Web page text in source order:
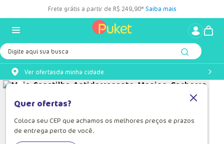
Frete grátis a partir de R$ 249,90* Saiba mais
Digite aqui sua busca
Ver ofertasda minha cidade
Quer ofertas?
Coloca seu CEP que achamos os melhores preços e prazos
de entrega perto de você.